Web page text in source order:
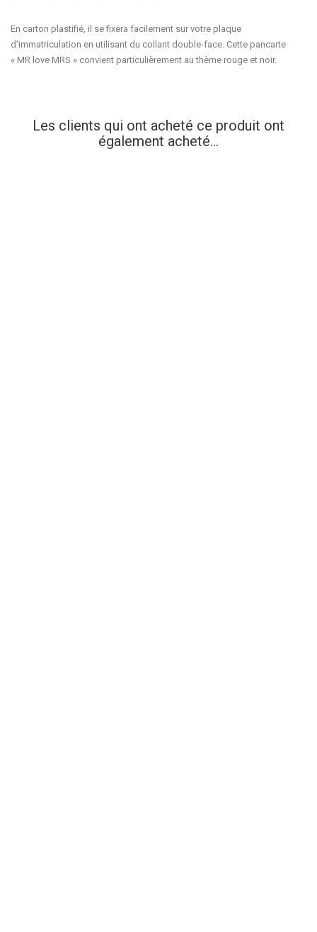
En carton plastifié, il se fixera facilement sur votre plaque
d’immatriculation en utilisant du collant double-face. Cette pancarte
« MR love MRS » convient particulièrement au thème rouge et noir.
Les clients qui ont acheté ce produit ont
également acheté...